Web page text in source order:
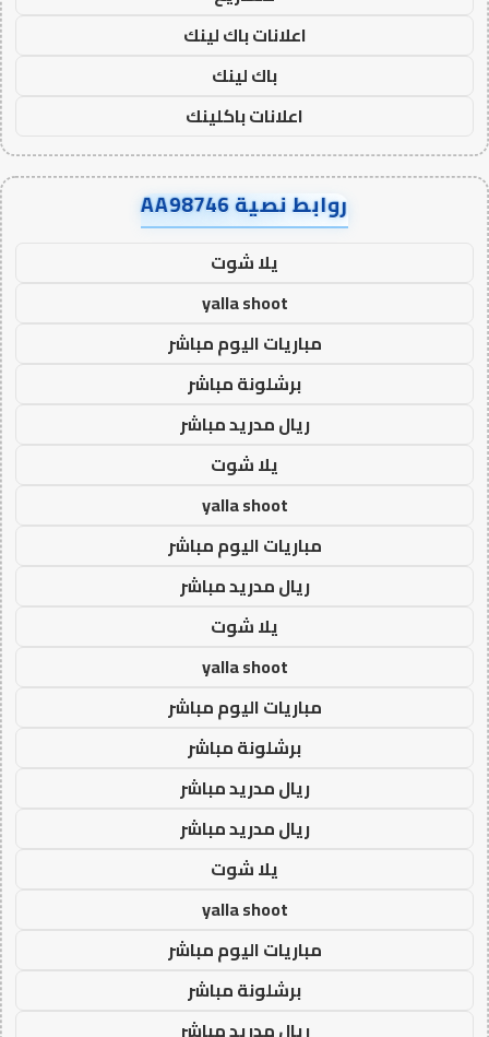
اعلانات باك لينك
باك لينك
اعلانات باكلينك
روابط نصية AA98746
يلا شوت
yalla shoot
مباريات اليوم مباشر
برشلونة مباشر
ريال مدريد مباشر
يلا شوت
yalla shoot
مباريات اليوم مباشر
ريال مدريد مباشر
يلا شوت
yalla shoot
مباريات اليوم مباشر
برشلونة مباشر
ريال مدريد مباشر
ريال مدريد مباشر
يلا شوت
yalla shoot
مباريات اليوم مباشر
برشلونة مباشر
ريال مدريد مباشر